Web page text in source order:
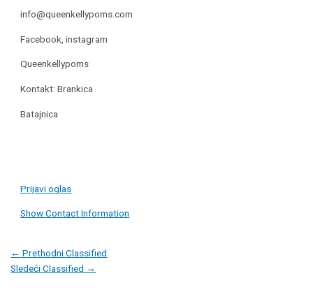
info@queenkellypoms.com
Facebook, instagram
Queenkellypoms
Kontakt: Brankica
Batajnica
Prijavi oglas
Show Contact Information
Post
navigation
← Prethodni Classified
Sledeći Classified →